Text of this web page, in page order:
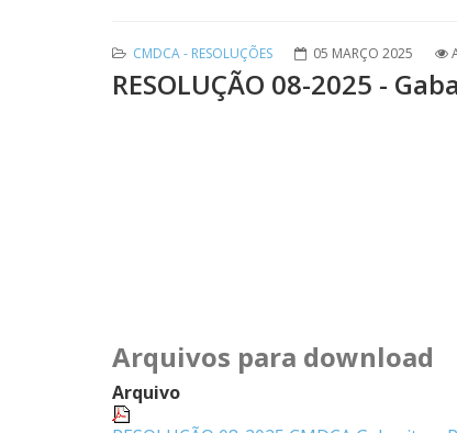
CMDCA - RESOLUÇÕES 05 MARÇO 2025
RESOLUÇÃO 08-2025 -
Arquivos para download
Arquivo